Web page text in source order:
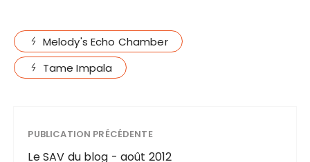
Melody's Echo Chamber
Tame Impala
PUBLICATION PRÉCÉDENTE
Le SAV du blog - août 2012